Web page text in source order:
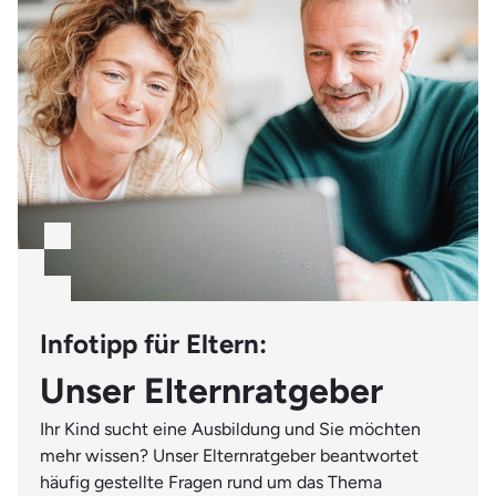
nicht zuletzt auch etwas Glück.
Infotipp für Eltern:
Unser Elternratgeber
Ihr Kind sucht eine Ausbildung und Sie möchten
mehr wissen? Unser Elternratgeber beantwortet
häufig gestellte Fragen rund um das Thema